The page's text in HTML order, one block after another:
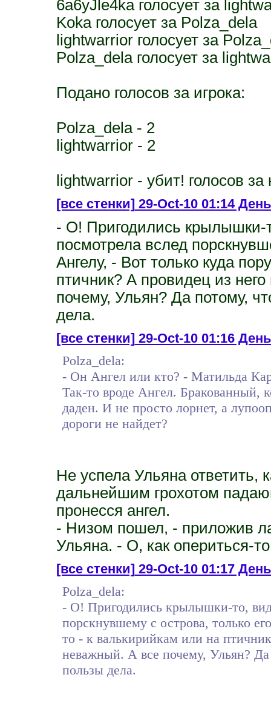
6a6yJle4ka голосует за
Koka голосует за Polza_dela
lightwarrior голосует за
Polza_dela голосует за
Подано голосов за игрока:
Polza_dela - 2
lightwarrior - 2
lightwarrior - убит! голосов за
[все стенки]29-Oct-10 01:14
- О! Пригодились крылышки-
посмотрела вслед
Ангелу, - Вот только куда
птичник? А провидец из
почему, Ульян? Да потому,
дела.
[все стенки]29-Oct-10 01:16
Polza_dela:
- Он Ангел или кто? - Матильда
Так-то вроде Ангел. Бракованный,
даден. И не просто лорнет, а
дороги не найдет?
Не успела Ульяна ответить,
дальнейшим грохотом
пронесся ангел.
- Низом пошел, - приложив
Ульяна. - О, как опериться-то
[все стенки]29-Oct-10 01:17
Polza_dela:
- О! Пригодились крылышки-то,
порскнувшему с острова, только
то - к валькирийкам или на
неважный. А все почему, Ульян?
пользы дела.